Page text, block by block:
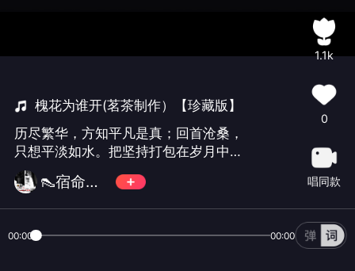
槐花为谁开(茗茶制作）【珍藏版】
历尽繁华，方知平凡是真；回首沧桑，
只想平淡如水。把坚持打包在岁月中，
你会感到，生活是甜的；把努力书写到
行为中，你会感到，人生是美的。勿
礼，勿评，感谢聆听
👠宿命🎀菲菲👠
1.1k
0
唱同款
00:00 00:00